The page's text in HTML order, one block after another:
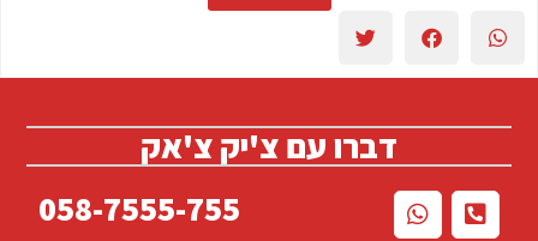
דברו עם צ'יק צ'אק
058-7555-755